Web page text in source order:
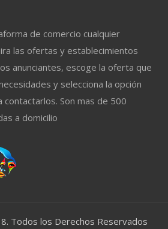
de comercio cualquier
las ofertas y establecimientos
anunciantes, escoge la oferta que
y selecciona la opción
Son mas de 500
a domicilio
Todos los Derechos Reservados